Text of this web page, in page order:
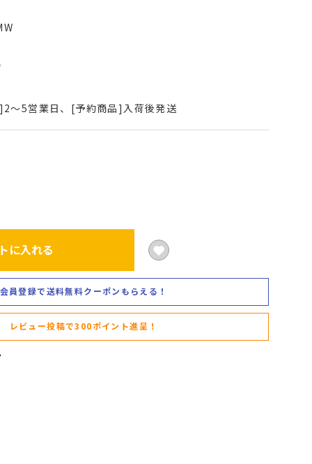
～5営業日、[予約商品]入荷後発送
に入れる
会員登録で送料無料クーポンもらえる！
レビュー投稿で300ポイント進呈！